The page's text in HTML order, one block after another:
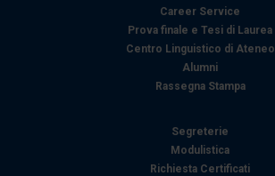
Career Service
Prova finale e Tesi di Laurea
Centro Linguistico di Ateneo
Alumni
Rassegna Stampa
Segreterie
Modulistica
Richiesta Certificati